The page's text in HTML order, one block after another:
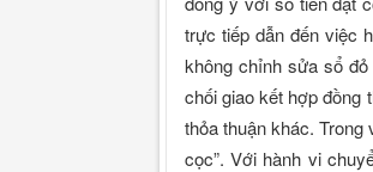
trực tiếp dẫn đến việc
không chỉnh sửa sổ
chối giao kết hợp đồng
thỏa thuận khác. Trong
cọc”. Với hành vi